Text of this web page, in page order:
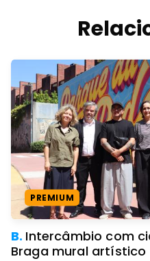
PREMIUM
B. Intercâmbio com cidade
Braga mural artístico